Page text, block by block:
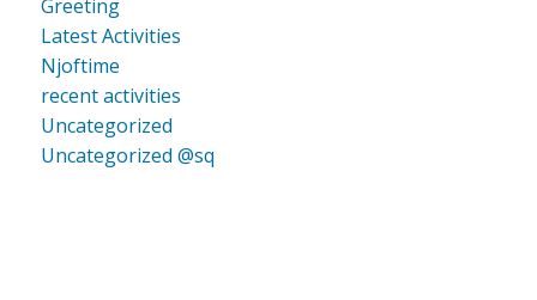
Greeting
Latest Activities
Njoftime
recent activities
Uncategorized
Uncategorized @sq